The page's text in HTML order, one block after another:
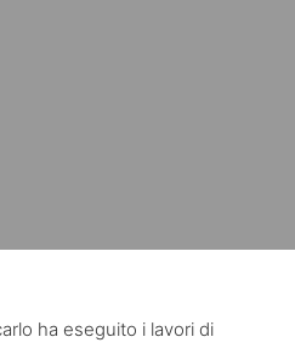
ha eseguito i lavori di